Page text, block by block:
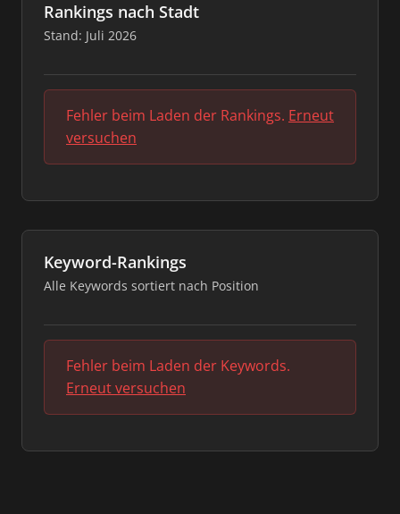
Rankings nach Stadt
Stand: Juli 2026
Fehler beim Laden der Rankings. Erneut
versuchen
Keyword-Rankings
Alle Keywords sortiert nach Position
Fehler beim Laden der Keywords.
Erneut versuchen